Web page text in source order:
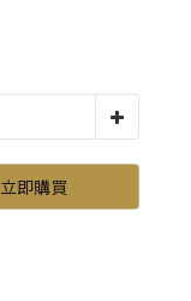
立即購買